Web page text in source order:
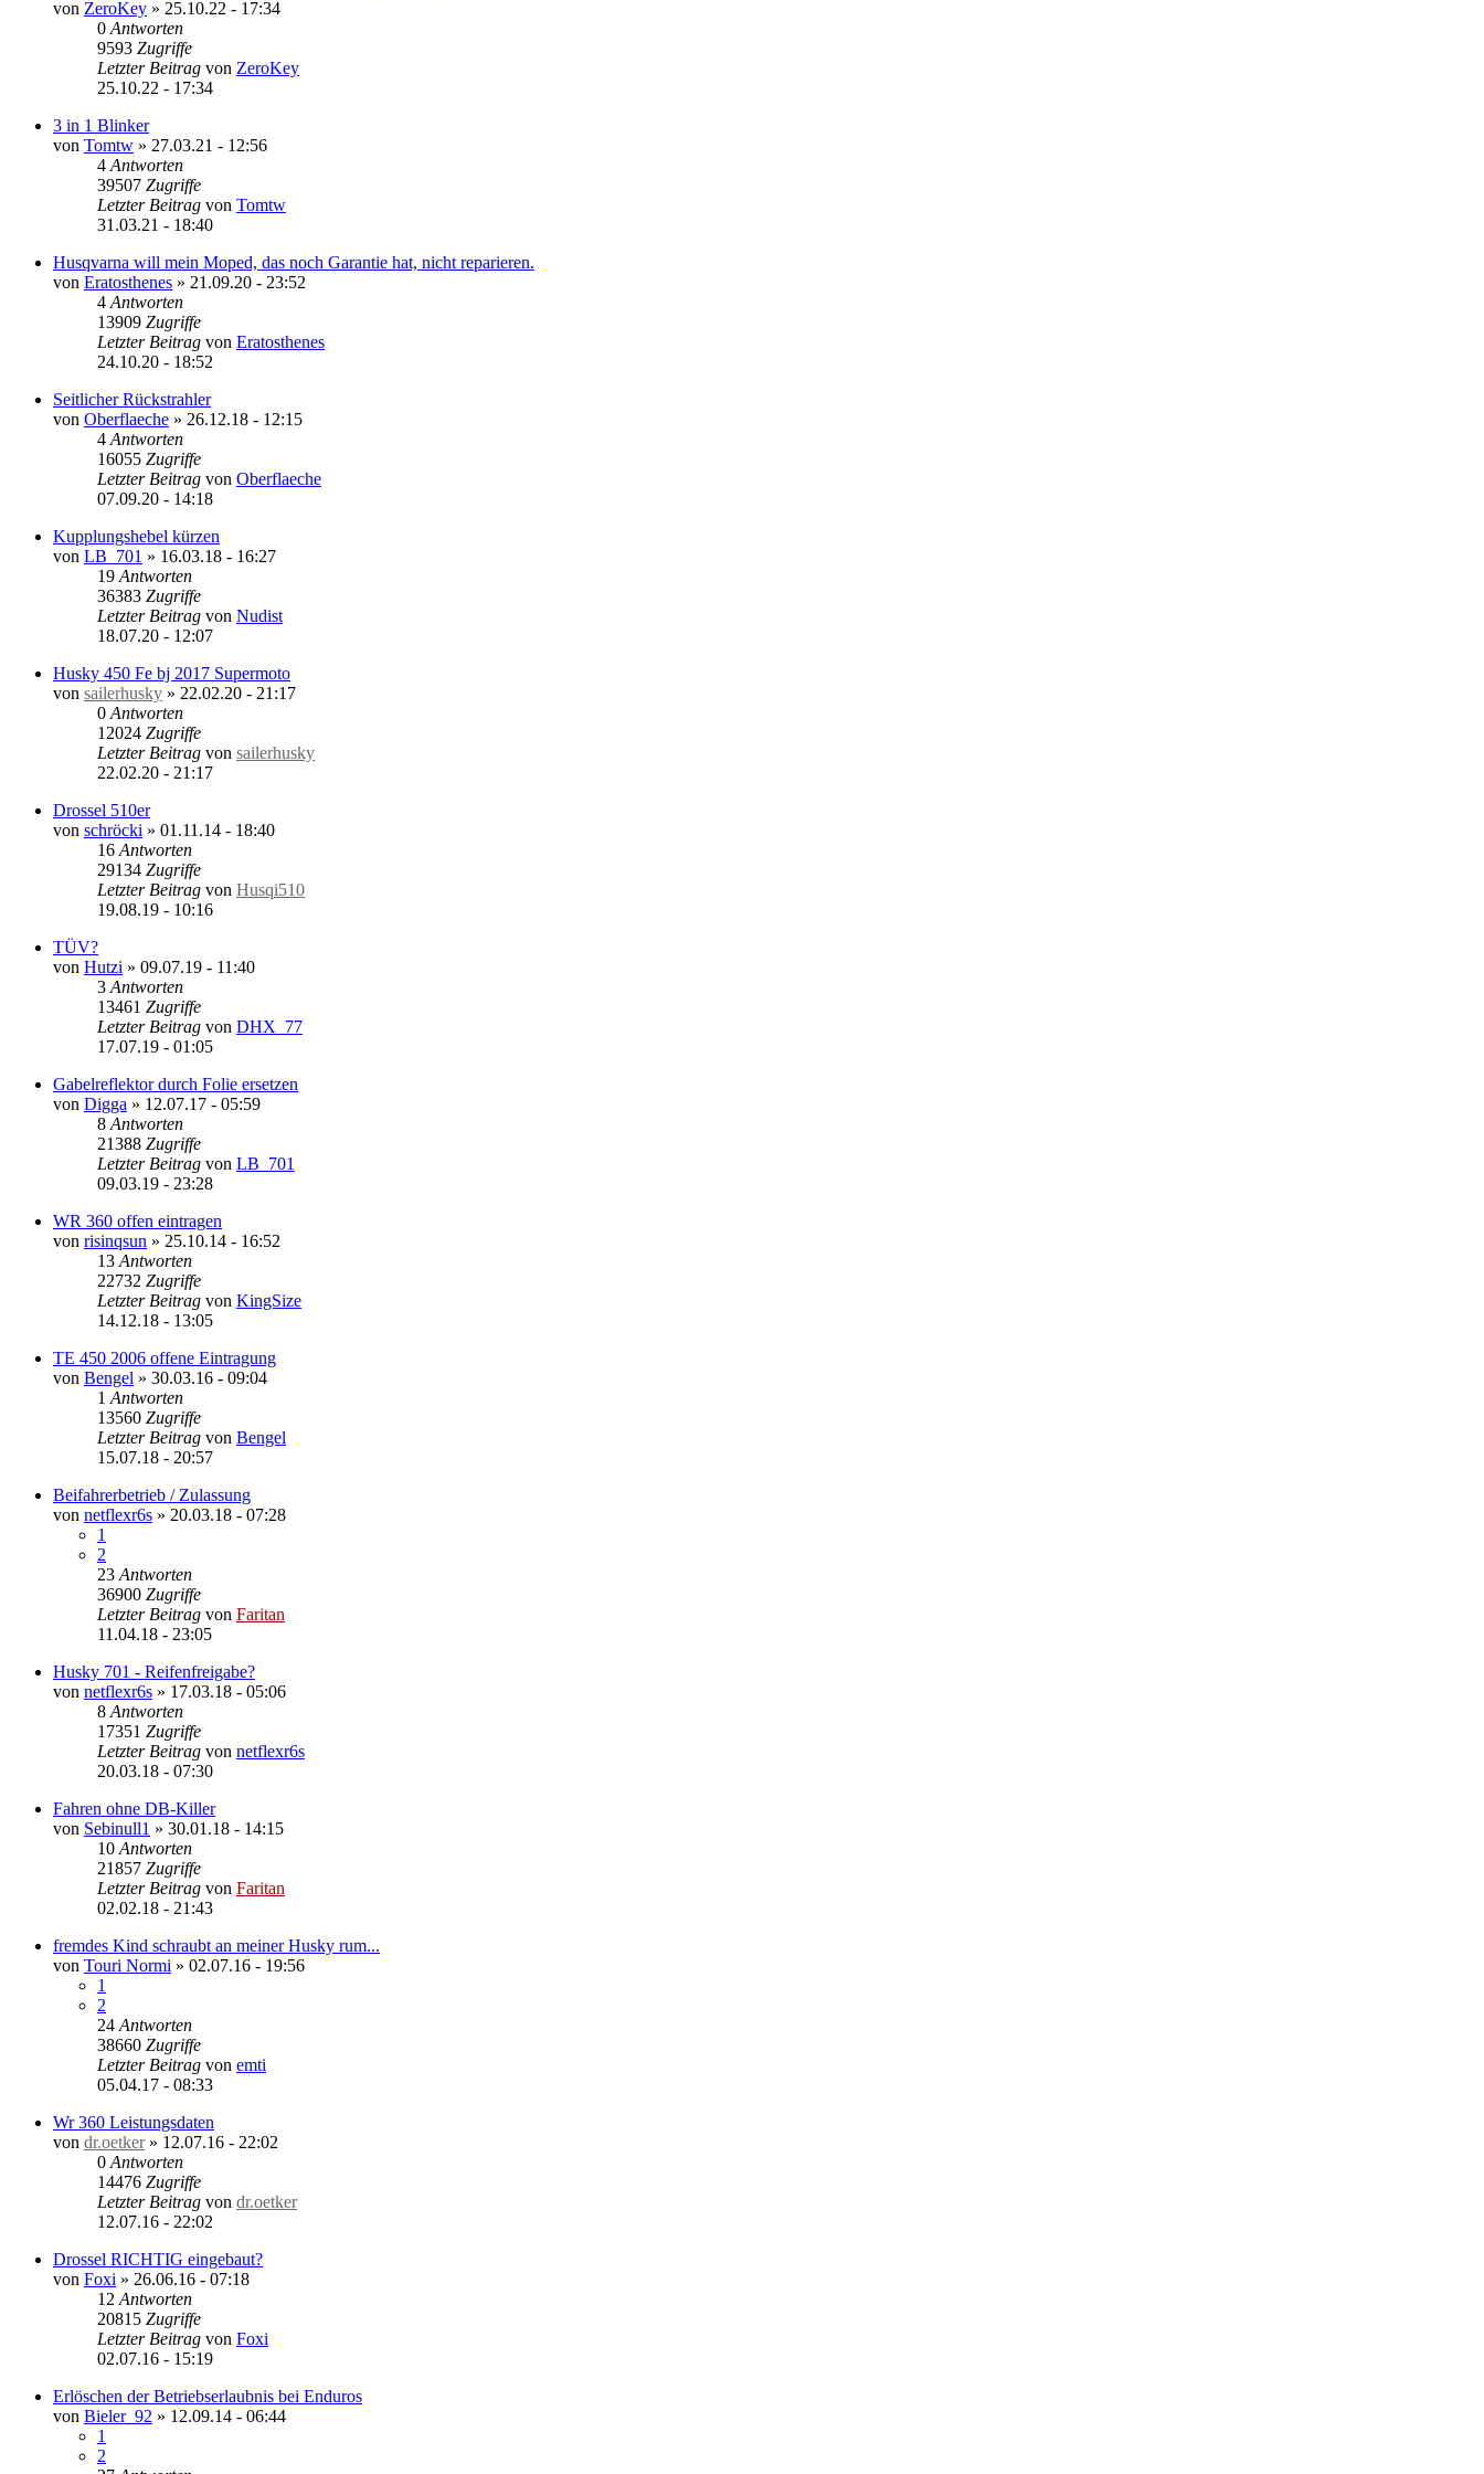
von ZeroKey » 25.10.22 - 17:34
0 Antworten
9593 Zugriffe
Letzter Beitrag von ZeroKey
25.10.22 - 17:34
3 in 1 Blinker
von Tomtw » 27.03.21 - 12:56
4 Antworten
39507 Zugriffe
Letzter Beitrag von Tomtw
31.03.21 - 18:40
Husqvarna will mein Moped, das noch Garantie hat, nicht reparieren.
von Eratosthenes » 21.09.20 - 23:52
4 Antworten
13909 Zugriffe
Letzter Beitrag von Eratosthenes
24.10.20 - 18:52
Seitlicher Rückstrahler
von Oberflaeche » 26.12.18 - 12:15
4 Antworten
16055 Zugriffe
Letzter Beitrag von Oberflaeche
07.09.20 - 14:18
Kupplungshebel kürzen
von LB_701 » 16.03.18 - 16:27
19 Antworten
36383 Zugriffe
Letzter Beitrag von Nudist
18.07.20 - 12:07
Husky 450 Fe bj 2017 Supermoto
von sailerhusky » 22.02.20 - 21:17
0 Antworten
12024 Zugriffe
Letzter Beitrag von sailerhusky
22.02.20 - 21:17
Drossel 510er
von schröcki » 01.11.14 - 18:40
16 Antworten
29134 Zugriffe
Letzter Beitrag von Husqi510
19.08.19 - 10:16
TÜV?
von Hutzi » 09.07.19 - 11:40
3 Antworten
13461 Zugriffe
Letzter Beitrag von DHX_77
17.07.19 - 01:05
Gabelreflektor durch Folie ersetzen
von Digga » 12.07.17 - 05:59
8 Antworten
21388 Zugriffe
Letzter Beitrag von LB_701
09.03.19 - 23:28
WR 360 offen eintragen
von risinqsun » 25.10.14 - 16:52
13 Antworten
22732 Zugriffe
Letzter Beitrag von KingSize
14.12.18 - 13:05
TE 450 2006 offene Eintragung
von Bengel » 30.03.16 - 09:04
1 Antworten
13560 Zugriffe
Letzter Beitrag von Bengel
15.07.18 - 20:57
Beifahrerbetrieb / Zulassung
von netflexr6s » 20.03.18 - 07:28
1
2
23 Antworten
36900 Zugriffe
Letzter Beitrag von Faritan
11.04.18 - 23:05
Husky 701 - Reifenfreigabe?
von netflexr6s » 17.03.18 - 05:06
8 Antworten
17351 Zugriffe
Letzter Beitrag von netflexr6s
20.03.18 - 07:30
Fahren ohne DB-Killer
von Sebinull1 » 30.01.18 - 14:15
10 Antworten
21857 Zugriffe
Letzter Beitrag von Faritan
02.02.18 - 21:43
fremdes Kind schraubt an meiner Husky rum...
von Touri Normi » 02.07.16 - 19:56
1
2
24 Antworten
38660 Zugriffe
Letzter Beitrag von emti
05.04.17 - 08:33
Wr 360 Leistungsdaten
von dr.oetker» 12.07.16 - 22:02
0 Antworten
14476 Zugriffe
Letzter Beitrag von dr.oetker
12.07.16 - 22:02
Drossel RICHTIG eingebaut?
von Foxi » 26.06.16 - 07:18
12 Antworten
20815 Zugriffe
Letzter Beitrag von Foxi
02.07.16 - 15:19
Erlöschen der Betriebserlaubnis bei Enduros
von Bieler_92 » 12.09.14 - 06:44
1
2